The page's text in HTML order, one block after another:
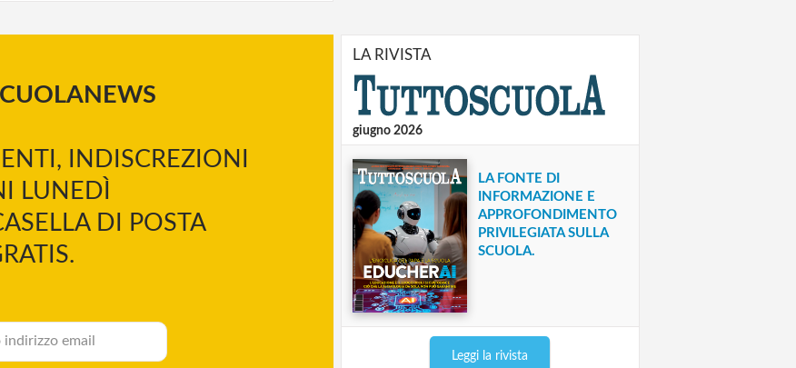
INDISCREZIONI
LUNEDÌ
DI POSTA
LA RIVISTA
giugno 2026
LA FONTE DI
INFORMAZIONE E
APPROFONDIMENTO
PRIVILEGIATA SULLA
SCUOLA.
Leggi la rivista